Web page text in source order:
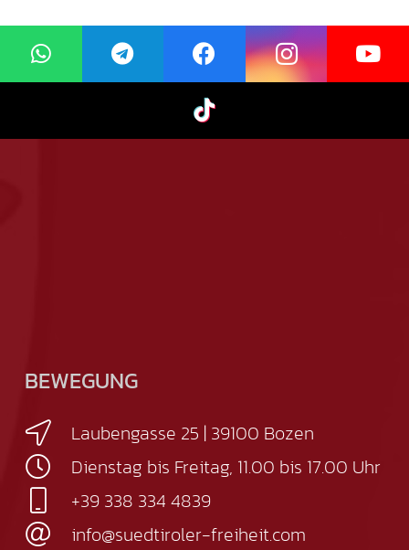
BEWEGUNG
Laubengasse 25 | 39100 Bozen
Dienstag bis Freitag, 11.00 bis 17.00 Uhr
+39 338 334 4839
info@suedtiroler-freiheit.com